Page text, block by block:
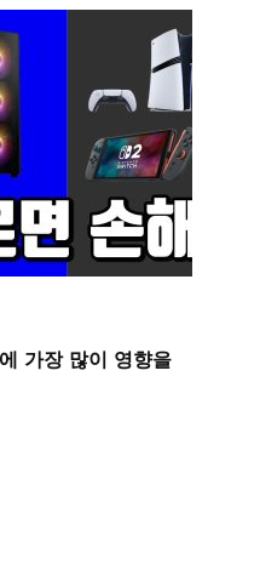
가장 많이 영향을